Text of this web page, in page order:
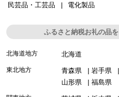
民芸品・工芸品
電化製品
ふるさと納税お礼の品
北海道地方 北海道
東北地方 青森県 岩手県
山形県
福島県